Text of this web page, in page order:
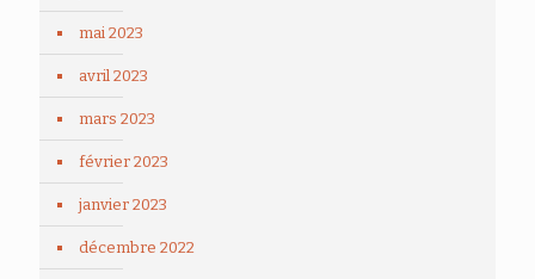
mai 2023
avril 2023
mars 2023
février 2023
janvier 2023
décembre 2022